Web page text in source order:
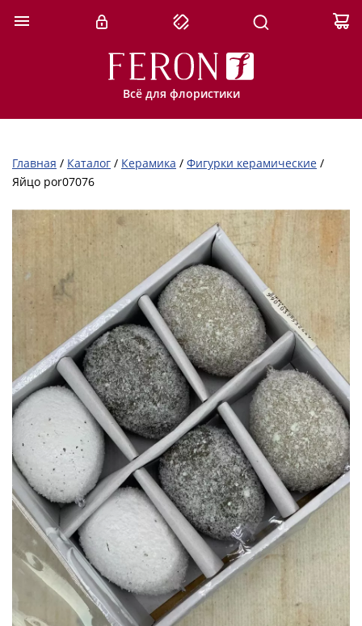
Всё для флористики
Главная / Каталог / Керамика / Фигурки керамические /
Яйцо por07076